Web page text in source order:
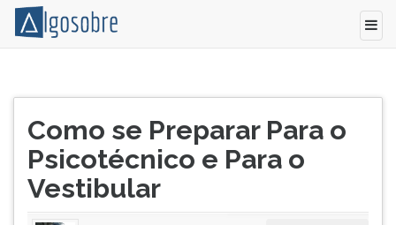
que
fazendo
nada,
mas,
nada
mesmo,
TAB
depois
para
do
artigo:
Como se Preparar Para o
Psicotécnico e Para o
Vestibular